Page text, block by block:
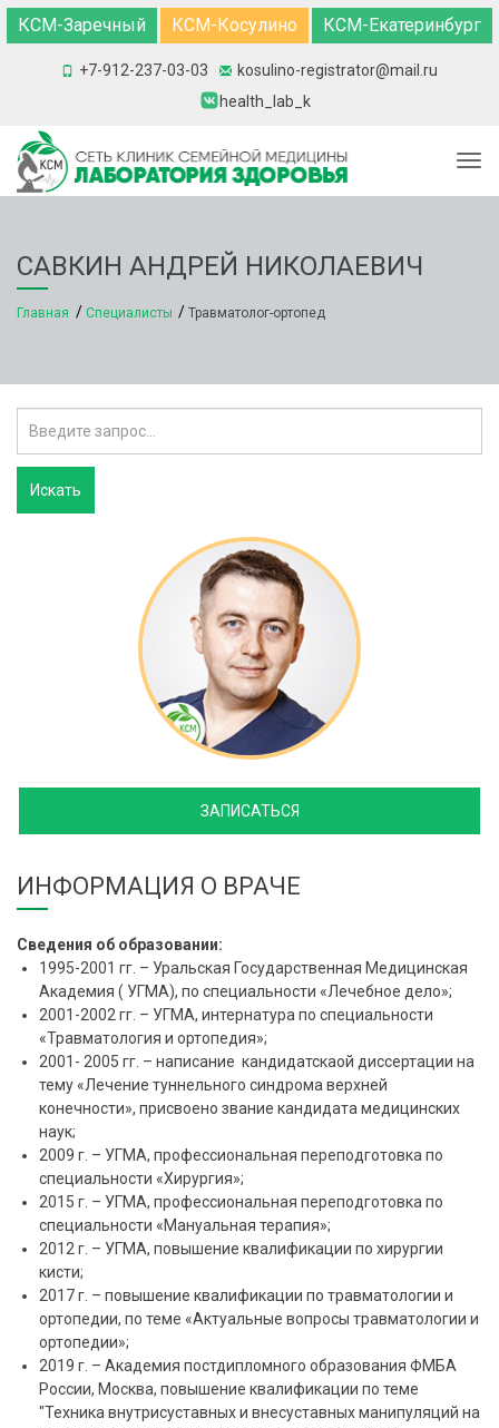
КСМ-Заречный КСМ-Косулино КСМ-Екатеринбург
+7-912-237-03-03
kosulino-registrator@mail.ru
health_lab_k
САВКИН АНДРЕЙ НИКОЛАЕВИЧ
Главная Специалисты Травматолог-ортопед
ЗАПИСАТЬСЯ
ИНФОРМАЦИЯ О ВРАЧЕ
Сведения об образовании:
1995-2001 гг. – Уральская Государственная Медицинская
Академия ( УГМА), по специальности «Лечебное дело»;
2001-2002 гг. – УГМА, интернатура по специальности
«Травматология и ортопедия»;
2001- 2005 гг. – написание кандидатскаой диссертации на
тему «Лечение туннельного синдрома верхней
конечности», присвоено звание кандидата медицинских
наук;
2009 г. – УГМА, профессиональная переподготовка по
специальности «Хирургия»;
2015 г. – УГМА, профессиональная переподготовка по
специальности «Мануальная терапия»;
2012 г. – УГМА, повышение квалификации по хирургии
кисти;
2017 г. – повышение квалификации по травматологии и
ортопедии, по теме «Актуальные вопросы травматологии и
ортопедии»;
2019 г. – Академия постдипломного образования ФМБА
России, Москва, повышение квалификации по теме
"Техника внутрисуставных и внесуставных манипуляций на